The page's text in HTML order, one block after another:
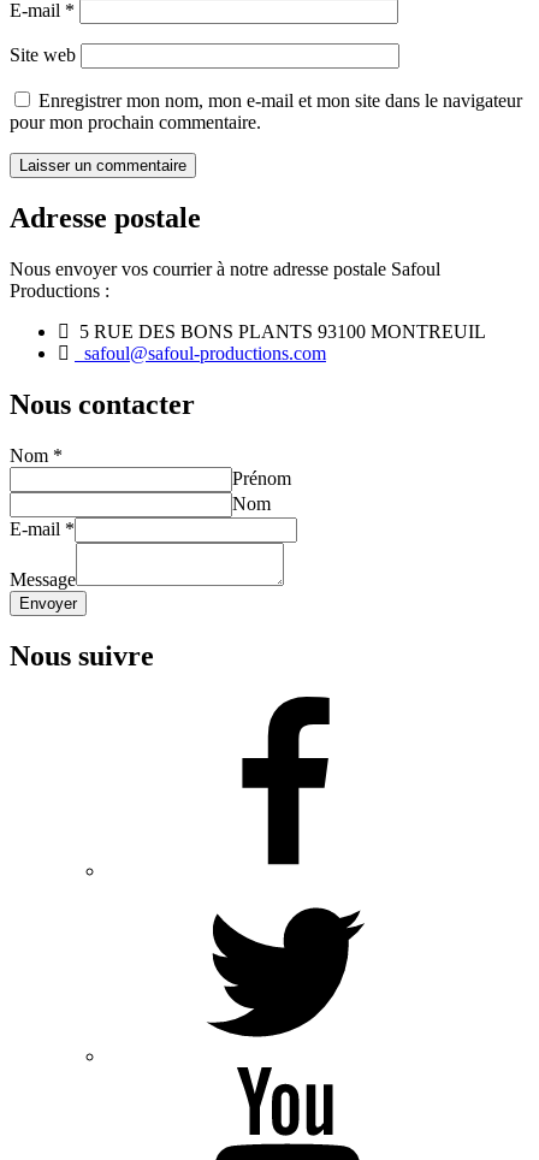
E-mail *
Site web
Enregistrer mon nom, mon e-mail et mon site dans le navigateur
pour mon prochain commentaire.
Adresse postale
Nous envoyer vos courrier à notre adresse postale Safoul
Productions :
5 RUE DES BONS PLANTS 93100 MONTREUIL
safoul@safoul-productions.com
Nous contacter
Nom *
Prénom
Nom
E-mail *
Message
Envoyer
Nous suivre